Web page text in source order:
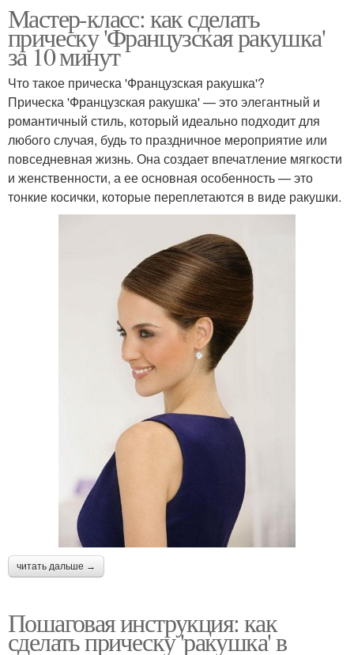
Мастер-класс: как сделать
прическу 'Французская ракушка'
за 10 минут
Что такое прическа 'Французская ракушка'?
Прическа 'Французская ракушка' — это элегантный и
романтичный стиль, который идеально подходит для
любого случая, будь то праздничное мероприятие или
повседневная жизнь. Она создает впечатление мягкости
и женственности, а ее основная особенность — это
тонкие косички, которые переплетаются в виде ракушки.
читать дальше →
Пошаговая инструкция: как
сделать прическу 'ракушка' в